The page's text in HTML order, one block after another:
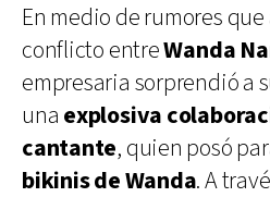
En medio de rumores
conflicto entreWanda
empresaria sorprendió a
una explosiva
cantante, quien posó
bikinis de Wanda. A